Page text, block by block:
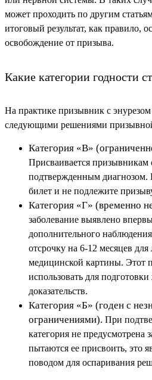
может проходить по другим
итоговый результат, как правило,
освобождение от призыва.
Какие категории годности
На практике призывник с
следующими решениями
Категория «В»
Присваивается призывникам
подтвержденным диагнозом.
билет и не подлежите
Категория «Г» (временно
заболевание выявлено
дополнительного
отсрочку на 6-12 месяцев
медицинской картины. Этот
использовать для
доказательств.
Категория «Б» (годен с
ограничениями). При
категория не предусмотрена
пытаются ее присвоить, это
поводом для оспаривания